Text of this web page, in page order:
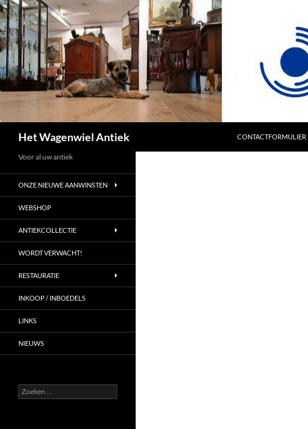
Het Wagenwiel Antiek
CONTACTFORMULIER
Voor al uw antiek
ONZE NIEUWE AANWINSTEN
WEBSHOP
ANTIEKCOLLECTIE
WORDT VERWACHT!
RESTAURATIE
INKOOP / INBOEDELS
LINKS
NIEUWS
Zoeken
naar: